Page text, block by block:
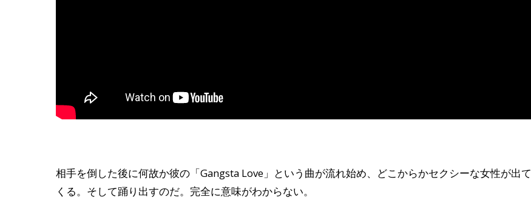
相手を倒した後に何故か彼の「Gangsta Love」という曲が流れ始め、どこからかセクシーな女性が出て
くる。そして踊り出すのだ。完全に意味がわからない。